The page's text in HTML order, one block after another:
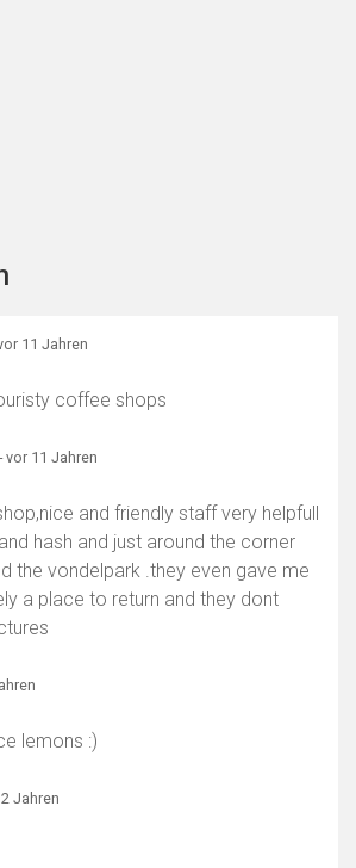
11 Jahren
coffee shops
- vor 11 Jahren
and friendly staff very helpfull
hash and just around the corner
the vondelpark .they even gave me
a place to return and they dont
lemons :)
Jahren